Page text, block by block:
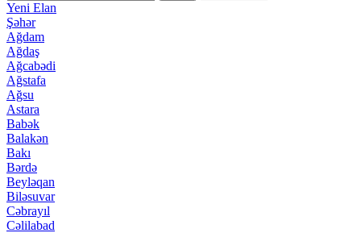
Yeni Elan
Şəhər
Ağdam
Ağdaş
Ağcabədi
Ağstafa
Ağsu
Astara
Babək
Balakən
Bakı
Bərdə
Beyləqan
Biləsuvar
Cəbrayıl
Cəlilabad